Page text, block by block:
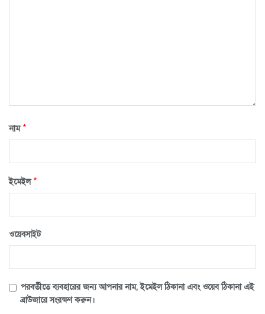
নাম*
ইমেইল*
ওয়েবসাইট
পরবর্তীতে ব্যবহারের জন্য আপনার নাম, ইমেইল ঠিকানা এবং ওয়েব ঠিকানা এই
ব্রাউজারে সংরক্ষণ করুন।